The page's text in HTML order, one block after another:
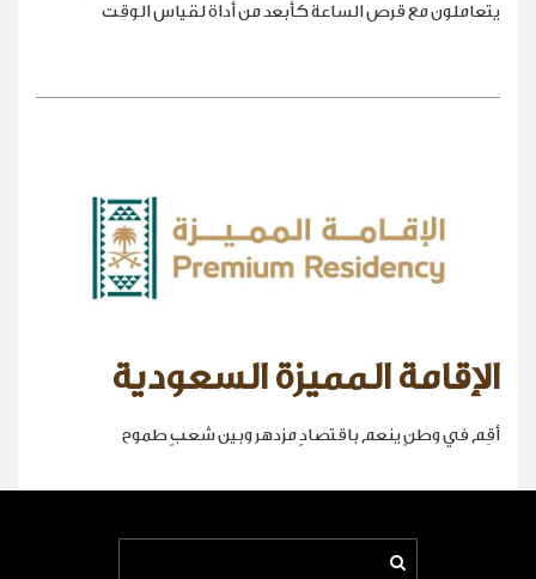
يتعاملون مع قرص الساعة كأبعد من أداة لقياس الوقت
الإقامة المميزة السعودية
أقِم في وطنٍ ينعم باقتصادٍ مزدهر وبين شعبٍ طموح